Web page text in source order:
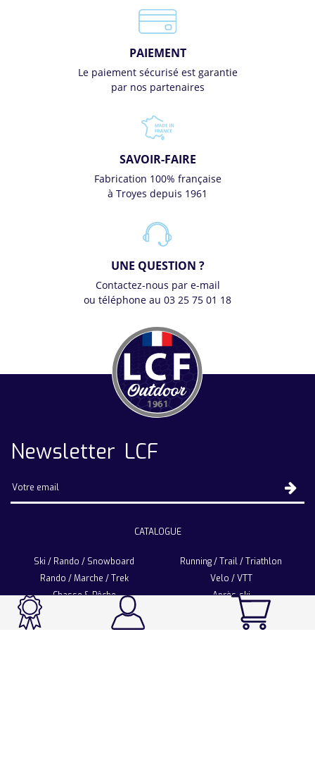
PAIEMENT
Le paiement sécurisé est garantie
par nos partenaires
SAVOIR-FAIRE
Fabrication 100% française
à Troyes depuis 1961
UNE QUESTION ?
Contactez-nous par e-mail
ou téléphone au 03 25 75 01 18
Newsletter LCF
CATALOGUE
Ski / Rando / Snowboard
Running / Trail / Triathlon
Rando / Marche / Trek
Velo / VTT
Chasse & Pêche
Après-ski
Sport Fashion